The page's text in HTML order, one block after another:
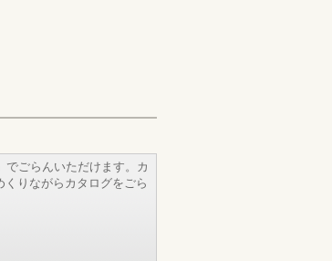
でごらんいただけます。カ
りながらカタログをごら